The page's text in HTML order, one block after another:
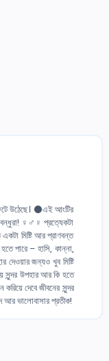
উঠেছে। ⚫️এই আংটির
বন্ধুরা! ‍♀️‍♂️‍♀️ প্রত্যেকটা
মিষ্টি আর প্রাণবন্ত
পারে – হাসি, কান্না,
দেওয়ার জন্যও খুব মিষ্টি
সুন্দর উপহার আর কি হতে
দেবে জীবনের সুন্দর
আর ভালোবাসার প্রতীক!